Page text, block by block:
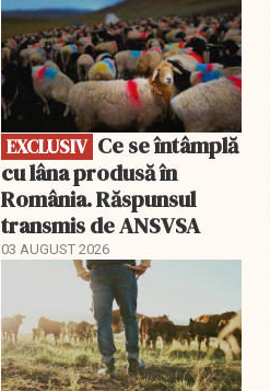
EXCLUSIV
cu lâna produsă în
România. Răspunsul
transmis de ANSVSA
03 AUGUST 2026